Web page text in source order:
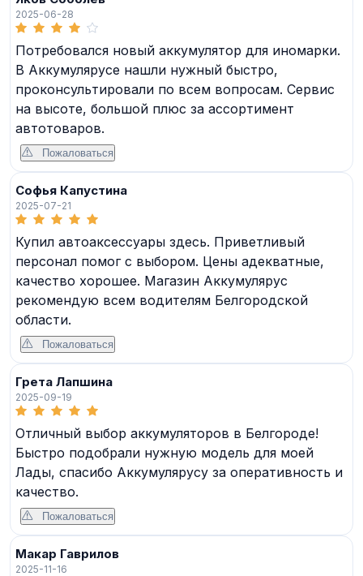
2025-06-28
Потребовался новый аккумулятор для иномарки.
В Аккумулярусе нашли нужный быстро,
проконсультировали по всем вопросам. Сервис
на высоте, большой плюс за ассортимент
автотоваров.
Пожаловаться
Софья Капустина
2025-07-21
Купил автоаксессуары здесь. Приветливый
персонал помог с выбором. Цены адекватные,
качество хорошее. Магазин Аккумулярус
рекомендую всем водителям Белгородской
области.
Пожаловаться
Грета Лапшина
2025-09-19
Отличный выбор аккумуляторов в Белгороде!
Быстро подобрали нужную модель для моей
Лады, спасибо Аккумулярусу за оперативность и
качество.
Пожаловаться
Макар Гаврилов
2025-11-16